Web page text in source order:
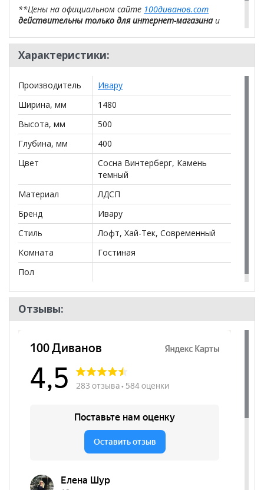
**Цены на официальном сайте 100диванов.com
действительны только для интернет-магазинаи
салонах сети!
Характеристики:
Производитель
Ивару
Ширина, мм
1480
Высота, мм
500
Глубина, мм
400
Цвет
Сосна Винтерберг, Камень
темный
Материал
ЛДСП
Бренд
Ивару
Стиль
Лофт, Хай-Тек, Современный
Комната
Гостиная
Пол
Отзывы: